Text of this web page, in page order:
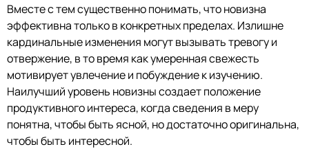
Вместе с тем существенно понимать, что новизна
эффективна только в конкретных пределах. Излишне
кардинальные изменения могут вызывать тревогу и
отвержение, в то время как умеренная свежесть
мотивирует увлечение и побуждение к изучению.
Наилучший уровень новизны создает положение
продуктивного интереса, когда сведения в меру
понятна, чтобы быть ясной, но достаточно оригинальна,
чтобы быть интересной.